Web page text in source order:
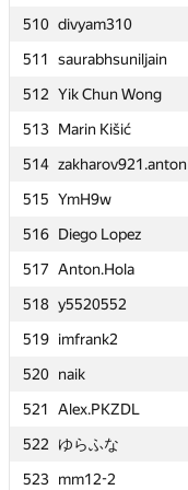
510 divyam310
511
saurabhsuniljain
512 Yik Chun Wong
513 Marin Kišić
514 zakharov921.anton
515 YmH9w
516 Diego Lopez
517 Anton.Hola
518 y5520552
519 imfrank2
520 naik
521
Alex.PKZDL
522
ゆらふな
523 mm12-2
—
0
510 divyam310
511
saurabhsuniljain
512 Yik Chun Wong
513 Marin Kišić
514 zakharov921.anton
515 YmH9w
516 Diego Lopez
517 Anton.Hola
518 y5520552
519 imfrank2
520 naik
521
Alex.PKZDL
522
ゆらふな
523 mm12-2
510 divyam310
511
saurabhsuniljain
512 Yik Chun Wong
513 Marin Kišić
514 zakharov921.anton
515 YmH9w
516 Diego Lopez
517 Anton.Hola
518 y5520552
519 imfrank2
520 naik
521
Alex.PKZDL
522
ゆらふな
523 mm12-2
—
0
510 divyam310
511
saurabhsuniljain
512 Yik Chun Wong
513 Marin Kišić
514 zakharov921.anton
515 YmH9w
516 Diego Lopez
517 Anton.Hola
518 y5520552
519 imfrank2
520 naik
521
Alex.PKZDL
522
ゆらふな
523 mm12-2